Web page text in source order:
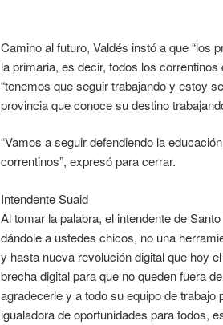
Camino al futuro, Valdés instó a que “los
la primaria, es decir, todos los
“tenemos que seguir trabajando y estoy
provincia que conoce su destino
“Vamos a seguir defendiendo la
correntinos”, expresó para cerrar.
Intendente Suaid
Al tomar la palabra, el intendente de
dándole a ustedes chicos, no una
y hasta nueva revolución digital que hoy
brecha digital para que no queden fuera
agradecerle y a todo su equipo de
igualadora de oportunidades para todos,